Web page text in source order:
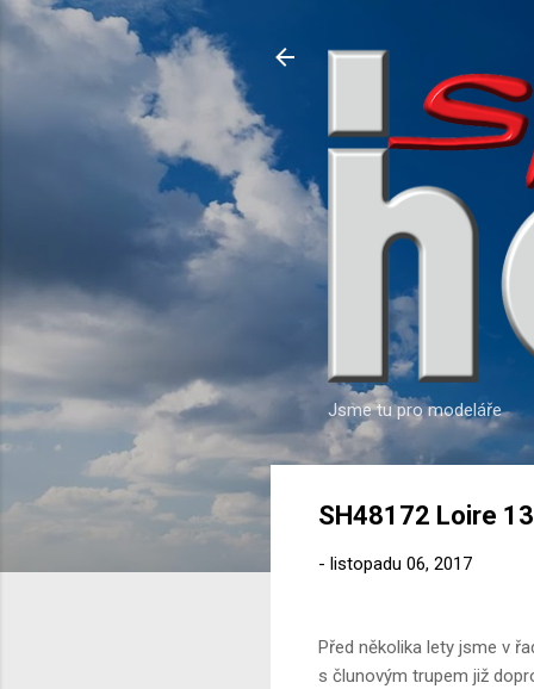
Jsme tu pro modeláře
SH48172 Loire
- listopadu 06, 2017
Před několika lety jsme v
s člunovým trupem již